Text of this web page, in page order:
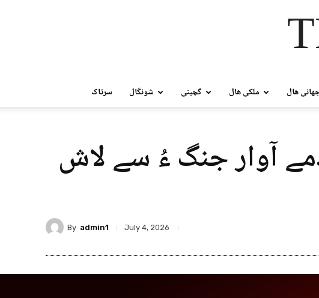
سرتاک شونگال گچینی ملکی ھال ھال
آوار جنگ ءُ سے لاش
By admin1 July 4, 2026